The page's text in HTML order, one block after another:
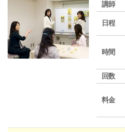
講師
日程
時間
回数
料金